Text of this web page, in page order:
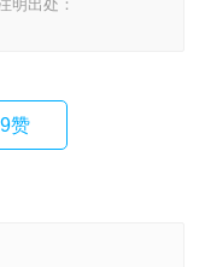
明出处：
赞